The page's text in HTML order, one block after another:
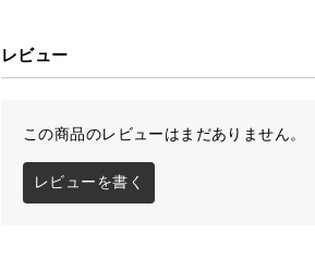
レビュー
この商品のレビューはまだありません。
レビューを書く